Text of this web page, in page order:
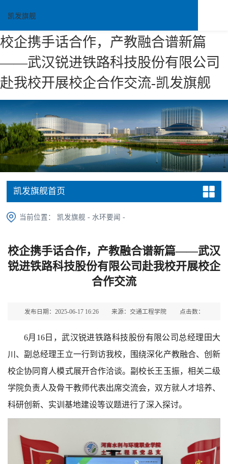
校企携手话合作，产教融合谱新篇
——武汉锐进铁路科技股份有限公司
赴我校开展校企合作交流-凯发旗舰
凯发旗舰
凯发旗舰首页
当前位置： 凯发旗舰 -水环要闻 -
校企携手话合作，产教融合谱新篇——武汉
锐进铁路科技股份有限公司赴我校开展校企
合作交流
发布日期：2025-06-17 16:26 来源：交通工程学院 点击数：
6月16日，武汉锐进铁路科技股份有限公司总经理田大
川、副总经理王立一行到访我校，围绕深化产教融合、创新
校企协同育人模式展开合作洽谈。副校长王玉振，相关二级
学院负责人及骨干教师代表出席交流会，双方就人才培养、
科研创新、实训基地建设等议题进行了深入探讨。